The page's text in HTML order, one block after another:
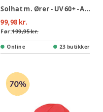
Solhat m. Ører - UV 60+ - Ash Rose
99,98 kr.
Før:199,95 kr.
Online 23 butikker